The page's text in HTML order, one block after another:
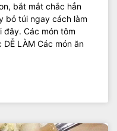
bắt mắt chắc hẳn
bỏ túi ngay cách làm
đây. Các món tôm
LÀM Các món ăn